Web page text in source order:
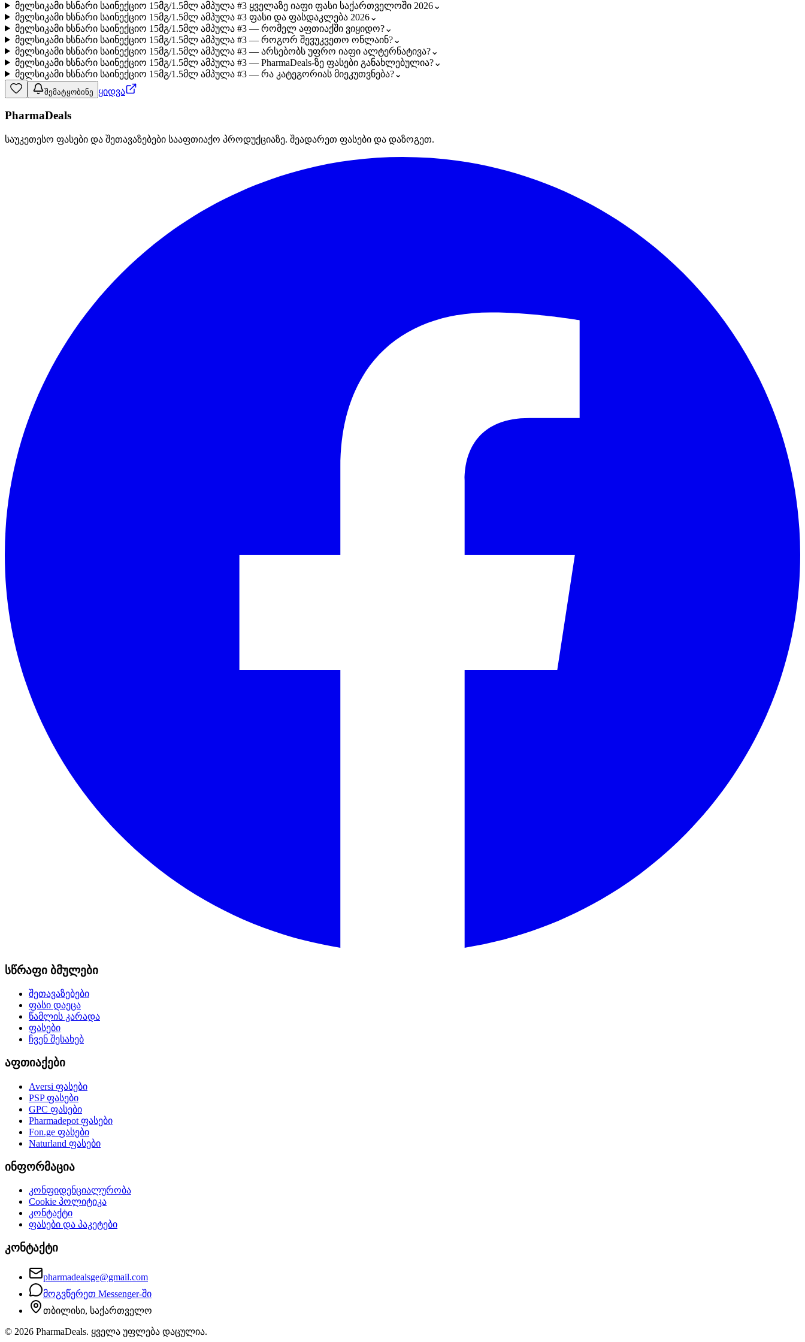
მელსიკამი ხსნარი საინექციო 15მგ/1.5მლ ამპულა #3 ყველაზე იაფი ფასი საქართველოში 2026⌄
მელსიკამი ხსნარი საინექციო 15მგ/1.5მლ ამპულა #3 ფასი და ფასდაკლება 2026⌄
მელსიკამი ხსნარი საინექციო 15მგ/1.5მლ ამპულა #3 — რომელ აფთიაქში ვიყიდო?⌄
მელსიკამი ხსნარი საინექციო 15მგ/1.5მლ ამპულა #3 — როგორ შევუკვეთო ონლაინ?⌄
მელსიკამი ხსნარი საინექციო 15მგ/1.5მლ ამპულა #3 — არსებობს უფრო იაფი ალტერნატივა?⌄
მელსიკამი ხსნარი საინექციო 15მგ/1.5მლ ამპულა #3 — PharmaDeals-ზე ფასები განახლებულია?⌄
მელსიკამი ხსნარი საინექციო 15მგ/1.5მლ ამპულა #3 — რა კატეგორიას მიეკუთვნება?⌄
შემატყობინე ყიდვა
PharmaDeals
საუკეთესო ფასები და შეთავაზებები სააფთიაქო პროდუქციაზე. შეადარეთ ფასები და დაზოგეთ.
სწრაფი ბმულები
შეთავაზებები
ფასი დაეცა
წამლის კარადა
ფასები
ჩვენ შესახებ
აფთიაქები
Aversi ფასები
PSPფასები
GPC ფასები
Pharmadepot ფასები
Fon.ge ფასები
Naturland ფასები
ინფორმაცია
კონფიდენციალურობა
Cookie პოლიტიკა
კონტაქტი
ფასები და პაკეტები
კონტაქტი
pharmadealsge@gmail.com
მოგვწერეთ Messenger-ში
თბილისი, საქართველო
© 2026 PharmaDeals. ყველა უფლება დაცულია.